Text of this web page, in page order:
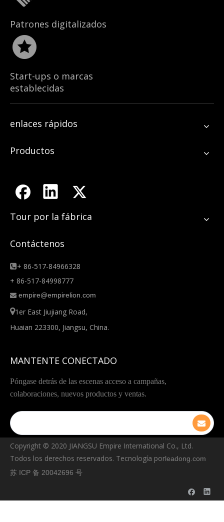
Patrones digitalizados
Start-ups o marcas
establecidas
enlaces rápidos
Productos
Tour por la fábrica
Contáctenos
+ 86-517-84966328
+ 86-517-84998777
 empire@empirelion.com
1er East Jiujiang Road,
Huaian 223300, Jiangsu, China.
MANTENTE CONECTADO
Póngase detrás de las escenas acceso a campañas,
colaboraciones, nuevos productos y ventas.
Copyright © ️2020 JIANGSU Empire International Co., Ltd.
Todos los derechos reservados. Tecnología porleadong.com
苏 ICP 备 20042696 号